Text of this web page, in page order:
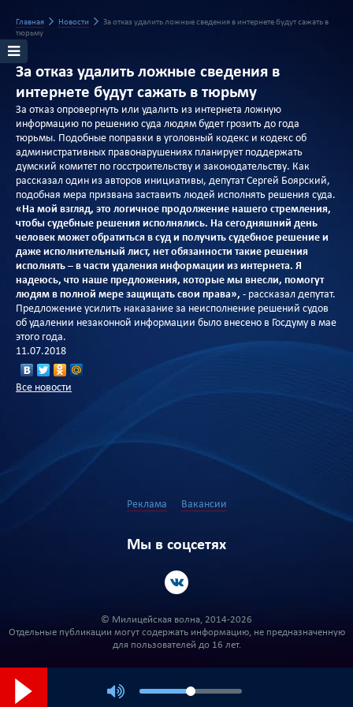
Главная Новости
За отказ удалить ложные сведения в интернете будут сажать в
тюрьму
За отказ удалить ложные сведения в
интернете будут сажать в тюрьму
За отказ опровергнуть или удалить из интернета ложную
информацию по решению суда людям будет грозить до года
тюрьмы. Подобные поправки в уголовный кодекс и кодекс об
административных правонарушениях планирует поддержать
думский комитет по госстроительству и законодательству. Как
рассказал один из авторов инициативы, депутат Сергей Боярский,
подобная мера призвана заставить людей исполнять решения суда.
«На мой взгляд, это логичное продолжение нашего стремления,
чтобы судебные решения исполнялись. На сегодняшний день
человек может обратиться в суд и получить судебное решение и
даже исполнительный лист, нет обязанности такие решения
исполнять – в части удаления информации из интернета. Я
надеюсь, что наше предложения, которые мы внесли, помогут
людям в полной мере защищать свои права», - рассказал депутат.
Предложение усилить наказание за неисполнение решений судов
об удалении незаконной информации было внесено в Госдуму в мае
этого года.
11.07.2018
Все новости
Реклама Вакансии
Мы в соцсетях
© Милицейская волна, 2014-2026
Отдельные публикации могут содержать информацию, не предназначенную
для пользователей до 16 лет.